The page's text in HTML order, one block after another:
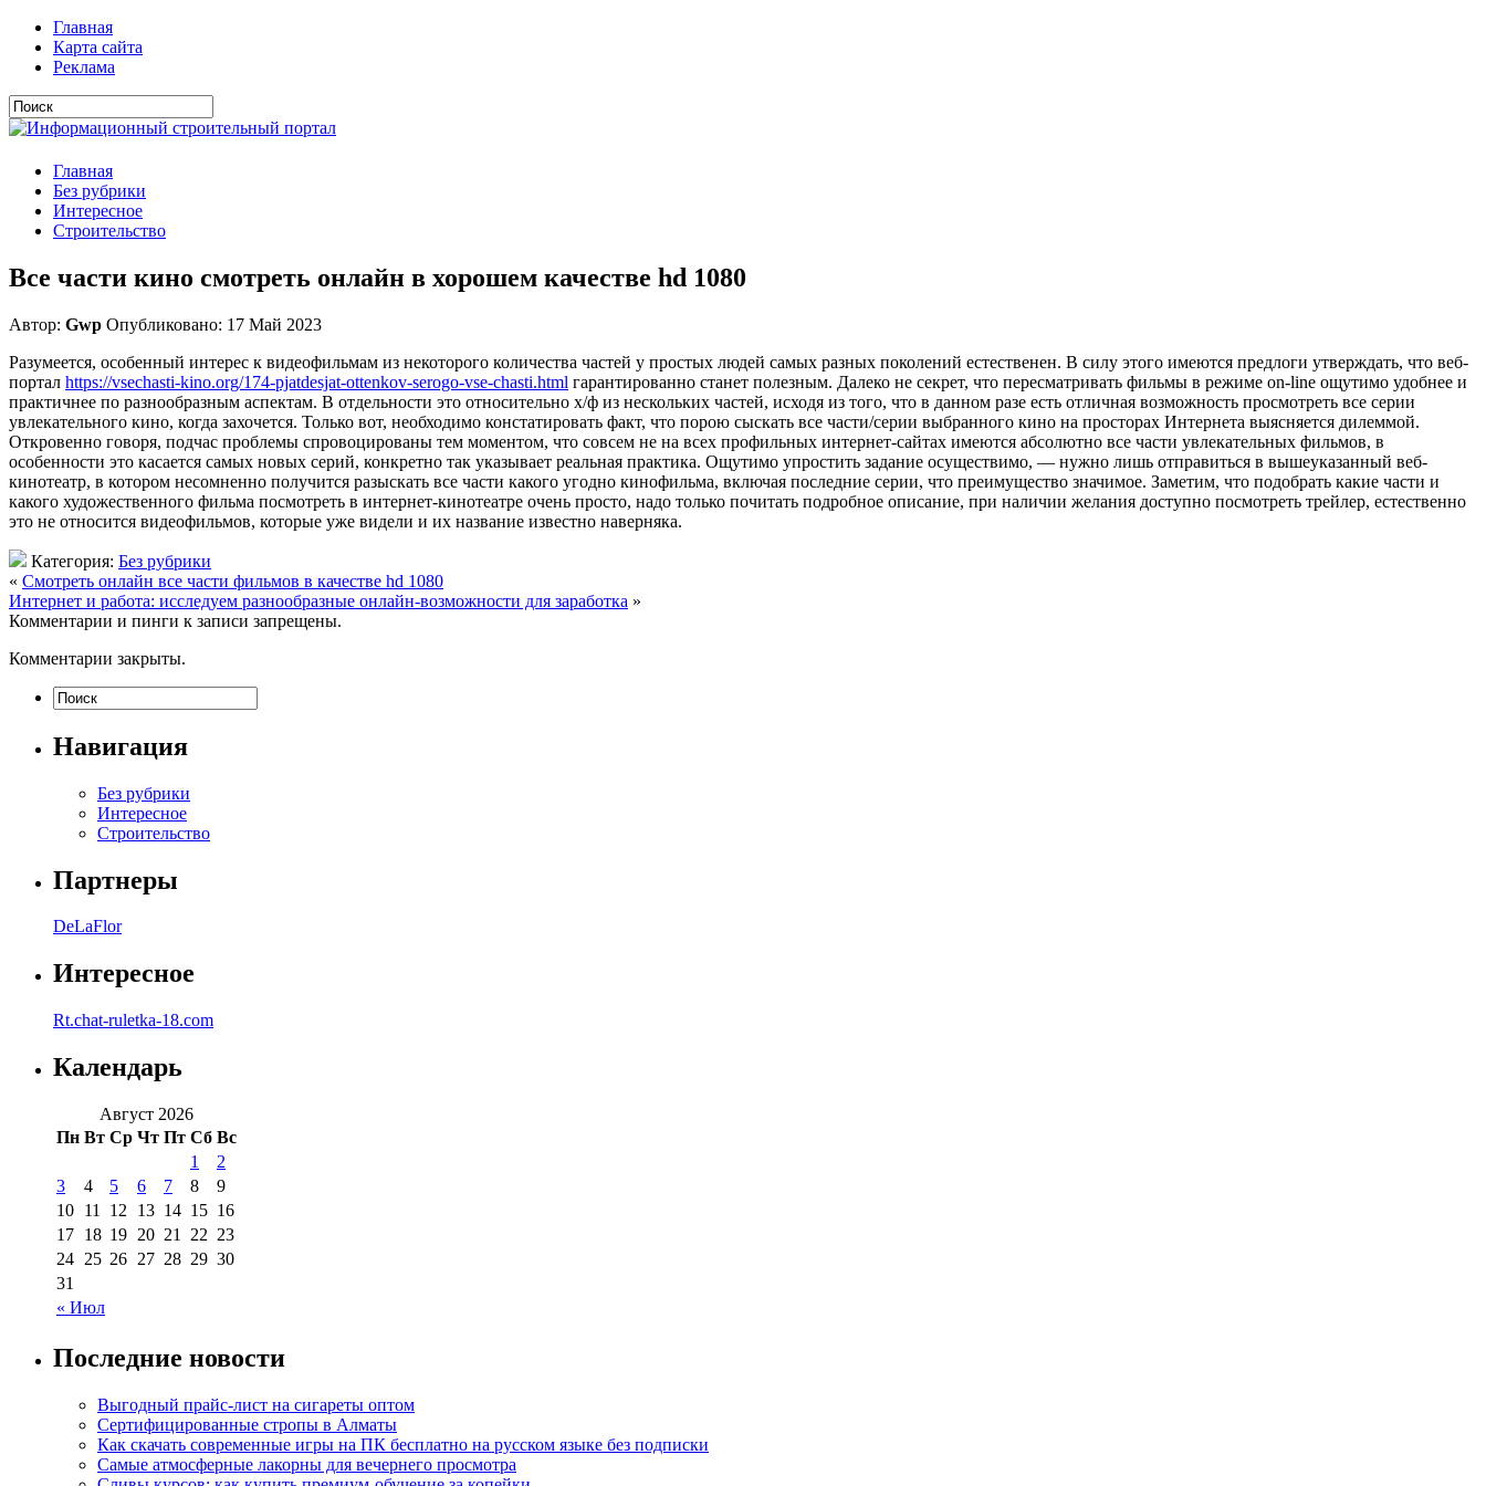
Главная
Карта сайта
Реклама
Главная
Без рубрики
Интересное
Строительство
Все части кино смотреть онлайн в хорошем качестве hd 1080
Автор: Gwp Опубликовано: 17 Май 2023
Разумеется, особенный интерес к видеофильмам из некоторого количества частей у простых людей самых разных поколений естественен. В силу этого имеются предлоги утверждать, что веб-
портал https://vsechasti-kino.org/174-pjatdesjat-ottenkov-serogo-vse-chasti.html гарантированно станет полезным. Далеко не секрет, что пересматривать фильмы в режиме on-line ощутимо удобнее и
практичнее по разнообразным аспектам. В отдельности это относительно х/ф из нескольких частей, исходя из того, что в данном разе есть отличная возможность просмотреть все серии
увлекательного кино, когда захочется. Только вот, необходимо констатировать факт, что порою сыскать все части/серии выбранного кино на просторах Интернета выясняется дилеммой.
Откровенно говоря, подчас проблемы спровоцированы тем моментом, что совсем не на всех профильных интернет-сайтах имеются абсолютно все части увлекательных фильмов, в
особенности это касается самых новых серий, конкретно так указывает реальная практика. Ощутимо упростить задание осуществимо, — нужно лишь отправиться в вышеуказанный веб-
кинотеатр, в котором несомненно получится разыскать все части какого угодно кинофильма, включая последние серии, что преимущество значимое. Заметим, что подобрать какие части и
какого художественного фильма посмотреть в интернет-кинотеатре очень просто, надо только почитать подробное описание, при наличии желания доступно посмотреть трейлер, естественно
это не относится видеофильмов, которые уже видели и их название известно наверняка.
Категория: Без рубрики
« Смотреть онлайн все части фильмов в качестве hd 1080
Интернет и работа: исследуем разнообразные онлайн-возможности для заработка »
Комментарии и пинги к записи запрещены.
Комментарии закрыты.
Навигация
Без рубрики
Интересное
Строительство
Партнеры
DeLaFlor
Интересное
Rt.chat-ruletka-18.com
Календарь
Август 2026
Пн Вт Ср Чт Пт Сб Вс
« Июл
1
2
3
4 5 6 7 8
9
10 11 12 13 14 15 16
17 18 19 20 21 22 23
24 25 26 27 28 29 30
31
Последние новости
Выгодный прайс-лист на сигареты оптом
Сертифицированные стропы в Алматы
Как скачать современные игры на ПК бесплатно на русском языке без подписки
Самые атмосферные лакорны для вечернего просмотра